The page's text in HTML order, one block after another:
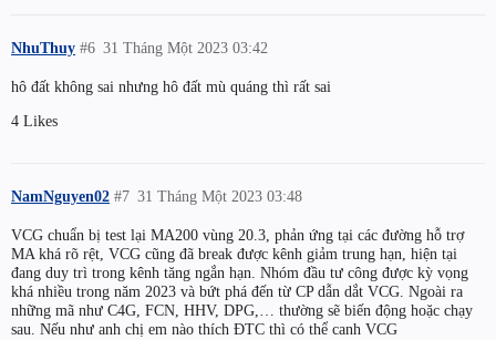
NhuThuy 31 Tháng Một 2023 03:42
#6
hô đất không sai nhưng hô đất mù quáng thì rất sai
4 Likes
NamNguyen02 31 Tháng Một 2023 03:48
#7
VCG chuẩn bị test lại MA200 vùng 20.3, phản ứng tại các đường hỗ trợ
MA khá rõ rệt, VCG cũng đã break được kênh giảm trung hạn, hiện tại
đang duy trì trong kênh tăng ngắn hạn. Nhóm đầu tư công được kỳ vọng
khá nhiều trong năm 2023 và bứt phá đến từ CP dẫn dắt VCG. Ngoài ra
những mã như C4G, FCN, HHV, DPG,… thường sẽ biến động hoặc chạy
sau. Nếu như anh chị em nào thích ĐTC thì có thể canh VCG